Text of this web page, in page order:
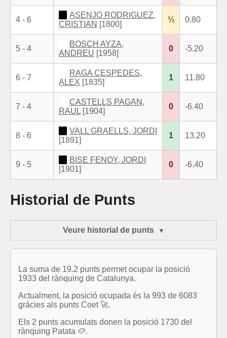
4 - 6
ASENJO RODRIGUEZ,
CRISTIAN [1800]
½ 0.80
5 - 4
BOSCH AYZA,
ANDREU [1958]
0 -5.20
6 - 7
RAGA CESPEDES,
ALEX [1835]
1 11.80
7 - 4
CASTELLS PAGAN,
RAUL [1904]
0 -6.40
8 - 6
VALL GRAELLS, JORDI
[1891]
1 13.20
9 - 5
BISE FENOY, JORDI
[1901]
0 -6.40
Historial de Punts
Veure historial de punts
La suma de 19.2 punts permet ocupar la posició
1933 del rànquing de Catalunya.
Actualment, la posició ocupada és la 993 de 6083
gràcies als punts Coet 🚀.
Els 2 punts acumulats donen la posició 1730 del
rànquing Patata 🥔.